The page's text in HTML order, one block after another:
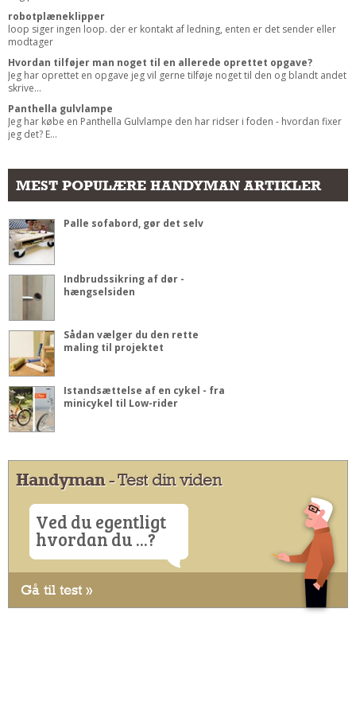
robotplæneklipper
loop siger ingen loop. der er kontakt af ledning, enten er det sender eller
modtager
Hvordan tilføjer man noget til en allerede oprettet opgave?
Jeg har oprettet en opgave jeg vil gerne tilføje noget til den og blandt andet
skrive...
Panthella gulvlampe
Jeg har købe en Panthella Gulvlampe den har ridser i foden - hvordan fixer
jeg det? E...
MEST POPULÆRE HANDYMAN ARTIKLER
Palle sofabord, gør det selv
Indbrudssikring af dør -
hængselsiden
Sådan vælger du den rette
maling til projektet
Istandsættelse af en cykel - fra
minicykel til Low-rider
Handyman- Test din viden
Ved du egentligt
hvordan du ...?
Gå til test »